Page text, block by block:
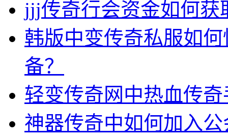
jjj传奇行会资金如何获
韩版中变传奇私服如
备？
轻变传奇网中热血传
神器传奇中如何加入公